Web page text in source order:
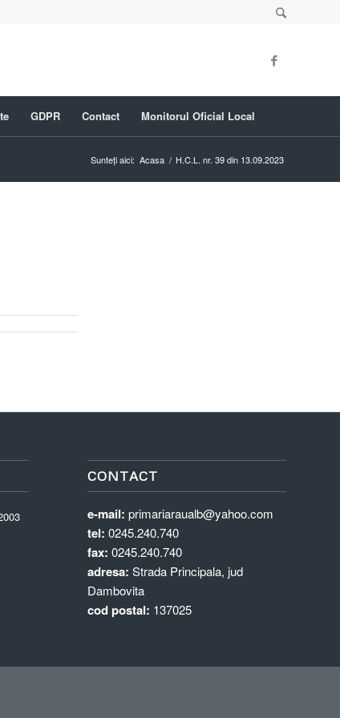
GDPR Contact Monitorul Oficial Local
Sunteți aici: Acasa / H.C.L. nr. 39 din 13.09.2023
CONTACT
e-mail: primariaraualb@yahoo.com
tel: 0245.240.740
fax: 0245.240.740
adresa: Strada Principala, jud
Dambovita
cod postal: 137025